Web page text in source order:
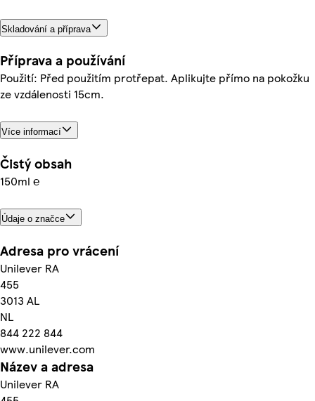
Skladování a příprava
Příprava a používání
Použití: Před použitím protřepat. Aplikujte přímo na pokožku
ze vzdálenosti 15cm.
Více informací
Čistý obsah
150ml ℮
Údaje o značce
Adresa pro vrácení
Unilever RA
455
3013 AL
NL
844 222 844
www.unilever.com
Název a adresa
Unilever RA